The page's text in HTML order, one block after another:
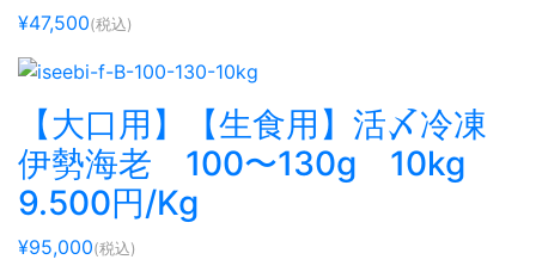
¥47,500(税込)
【大口用】【生食用】活〆冷凍
伊勢海老 100〜130g 10kg
9.500円/Kg
¥95,000(税込)